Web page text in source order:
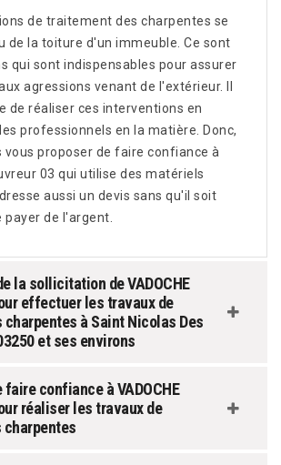
de traitement des charpentes se
de la toiture d'un immeuble. Ce sont
qui sont indispensables pour assurer
agressions venant de l'extérieur. Il
de réaliser ces interventions en
professionnels en la matière. Donc,
vous proposer de faire confiance à
03 qui utilise des matériels
aussi un devis sans qu'il soit
payer de l'argent.
la sollicitation de VADOCHE
effectuer les travaux de
à Saint Nicolas Des
et ses environs
confiance à VADOCHE
réaliser les travaux de
charpentes